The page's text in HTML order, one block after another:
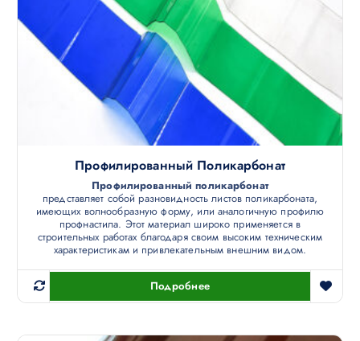
Профилированный Поликарбонат
Профилированный поликарбонат
представляет собой разновидность листов поликарбоната,
имеющих волнообразную форму, или аналогичную профилю
профнастила. Этот материал широко применяется в
строительных работах благодаря своим высоким техническим
характеристикам и привлекательным внешним видом.
Подробнее